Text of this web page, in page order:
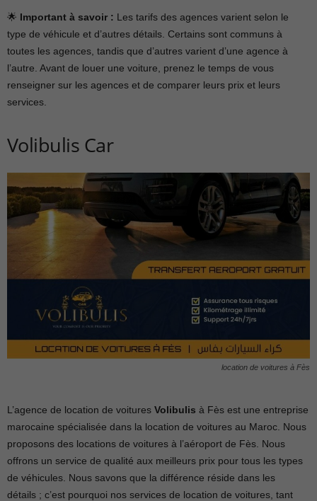
🌟 Important à savoir : Les tarifs des agences varient selon le
type de véhicule et d’autres détails. Certains sont communs à
toutes les agences, tandis que d’autres varient d’une agence à
l’autre. Avant de louer une voiture, prenez le temps de vous
renseigner sur les agences et de comparer leurs prix et leurs
services.
Volibulis Car
location de voitures à Fès
L’agence de location de voitures Volibulis à Fès est une entreprise
marocaine spécialisée dans la location de voitures au Maroc. Nous
proposons des locations de voitures à l’aéroport de Fès. Nous
offrons un service de qualité aux meilleurs prix pour tous les types
de véhicules. Nous savons que la différence réside dans les
détails ; c’est pourquoi nos services de location de voitures, tant